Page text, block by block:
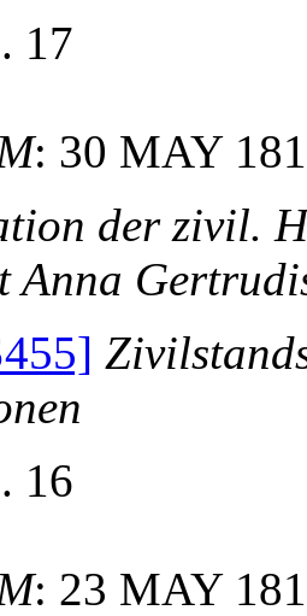
17
: 30 MAY
der zivil.
Anna
16
: 23 MAY